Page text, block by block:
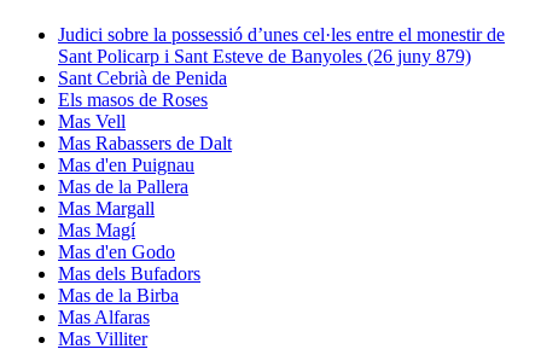
Judici sobre la possessió d’unes cel·les entre el monestir de
Sant Policarp i Sant Esteve de Banyoles (26 juny 879)
Sant Cebrià de Penida
Els masos de Roses
Mas Vell
Mas Rabassers de Dalt
Mas d'en Puignau
Mas de la Pallera
Mas Margall
Mas Magí
Mas d'en Godo
Mas dels Bufadors
Mas de la Birba
Mas Alfaras
Mas Villiter